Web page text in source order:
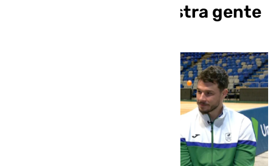
casa, delante de nuestra gente